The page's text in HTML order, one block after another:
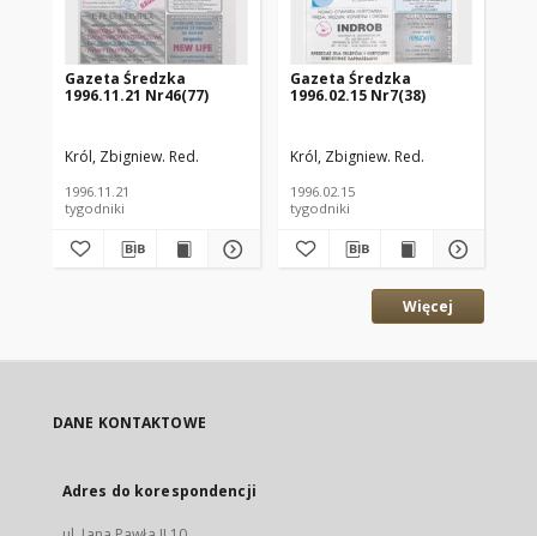
Gazeta Średzka
1996.11.21 Nr46(77)
Król, Zbigniew. Red.
1996.11.21
tygodniki
Gazeta Średzka
1996.02.15 Nr7(38)
Król, Zbigniew. Red.
1996.02.15
tygodniki
Więcej
DANE KONTAKTOWE
Adres do korespondencji